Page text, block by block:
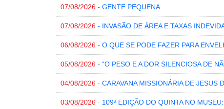
07/08/2026 - GENTE PEQUENA
07/08/2026 - INVASÃO DE ÁREA E TAXAS
06/08/2026 - O QUE SE PODE FAZER PARA
05/08/2026 - “O PESO E A DOR SILENCIOSA DE
04/08/2026 - CARAVANA MISSIONÁRIA DE JESUS
03/08/2026 - 109ª EDIÇÃO DO QUINTA NO